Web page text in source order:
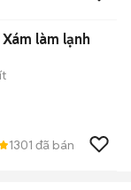
làm lạnh
1301 đã bán